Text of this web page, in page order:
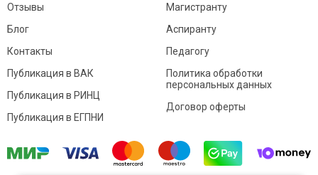
Отзывы
Блог
Контакты
Магистранту
Аспиранту
Педагогу
Публикация в ВАК
Публикация в РИНЦ
Публикация в ЕГПНИ
Политика обработки
персональных данных
Договор оферты